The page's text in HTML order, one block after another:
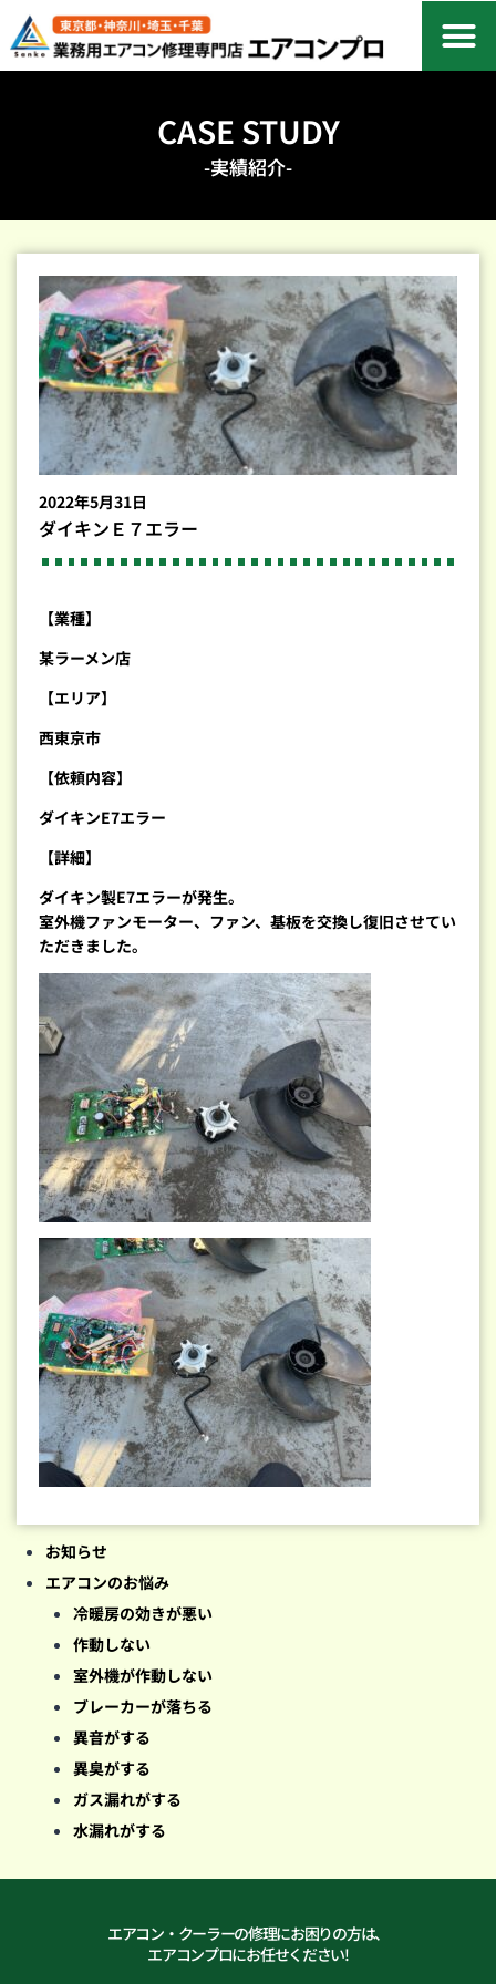
CASE STUDY
-実績紹介-
お知らせ
エアコンのお悩み
冷暖房の効きが悪い
作動しない
室外機が作動しない
ブレーカーが落ちる
異音がする
異臭がする
ガス漏れがする
水漏れがする
2022年5月31日
ダイキンＥ７エラー
【業種】
某ラーメン店
【エリア】
西東京市
【依頼内容】
ダイキンE7エラー
【詳細】
ダイキン製E7エラーが発生。
室外機ファンモーター、ファン、基板を交換し復旧させてい
ただきました。
エアコン・クーラーの修理にお困りの方は、
エアコンプロにお任せください!